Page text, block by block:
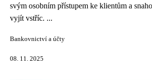
svým osobním přístupem ke klientům a
vyjít vstříc. ...
Bankovnictví a účty
08. 11. 2025